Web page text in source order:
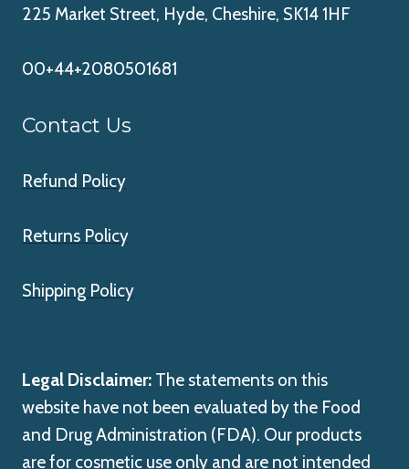
225 Market Street, Hyde, Cheshire, SK14 1HF
00+44+2080501681
Contact Us
Refund Policy
Returns Policy
Shipping Policy
Legal Disclaimer: The statements on this
website have not been evaluated by the Food
and Drug Administration (FDA). Our products
are for cosmetic use only and are not intended